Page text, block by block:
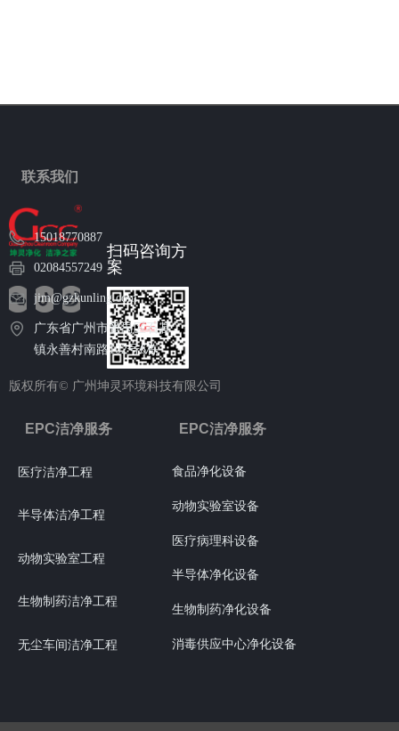
版权所有© 广州坤灵环境科技有限公司
扫码咨询方
案
EPC洁净服务
医疗洁净工程
半导体洁净工程
动物实验室工程
生物制药洁净工程
无尘车间洁净工程
食品净化设备
动物实验室设备
医疗病理科设备
半导体净化设备
生物制药净化设备
消毒供应中心净化设备
EPC洁净服务
15018770887
02084557249
jim@gzkunling.com
广东省广州市番禺区石碁
镇永善村南路102号6栋
联系我们